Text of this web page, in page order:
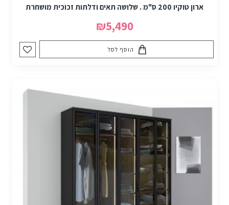
ארון טוקיו 200 ס"מ . שלושה תאים ודלתות זכוכית מושחרת
₪5,490
הוסף לסל